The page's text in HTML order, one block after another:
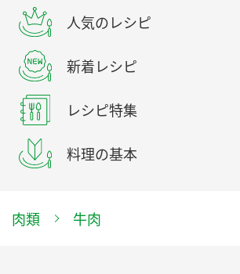
人気のレシピ
新着レシピ
レシピ特集
料理の基本
肉類 牛肉